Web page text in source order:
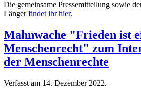
Die gemeinsame Pressemitteilung sowie
Längerfindet ihr hier.
Mahnwache "Frieden ist
Menschenrecht" zum
der Menschenrechte
Verfasst am 14. Dezember 2022.